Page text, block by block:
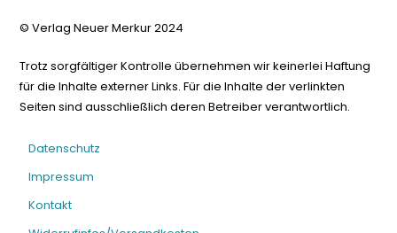
© Verlag Neuer Merkur 2024
Trotz sorgfältiger Kontrolle übernehmen wir keinerlei Haftung
für die Inhalte externer Links. Für die Inhalte der verlinkten
Seiten sind ausschließlich deren Betreiber verantwortlich.
Datenschutz
Impressum
Kontakt